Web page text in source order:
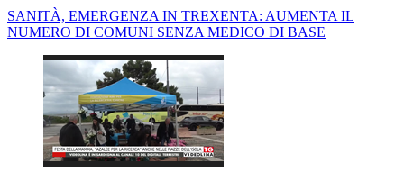
SANITÀ, EMERGENZA IN TREXENTA: AUMENTA IL
NUMERO DI COMUNI SENZA MEDICO DI BASE